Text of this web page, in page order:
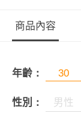
商品內容
年齡：
性別： 男性